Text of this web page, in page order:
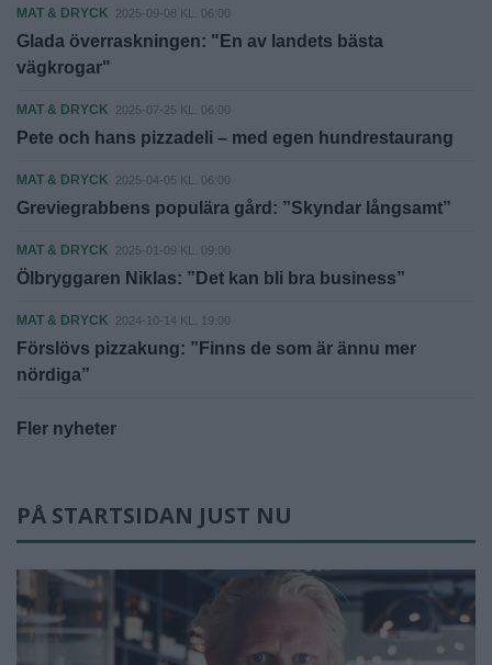
MAT & DRYCK 2025-09-08 KL. 06:00
Glada överraskningen: "En av landets bästa
vägkrogar"
MAT & DRYCK 2025-07-25 KL. 06:00
Pete och hans pizzadeli – med egen hundrestaurang
MAT & DRYCK 2025-04-05 KL. 06:00
Greviegrabbens populära gård: ”Skyndar långsamt”
MAT & DRYCK 2025-01-09 KL. 09:00
Ölbryggaren Niklas: ”Det kan bli bra business”
MAT & DRYCK 2024-10-14 KL. 19:00
Förslövs pizzakung: ”Finns de som är ännu mer
nördiga”
Fler nyheter
PÅ STARTSIDAN JUST NU